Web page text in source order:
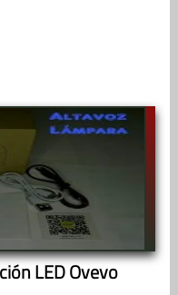
LED Ovevo